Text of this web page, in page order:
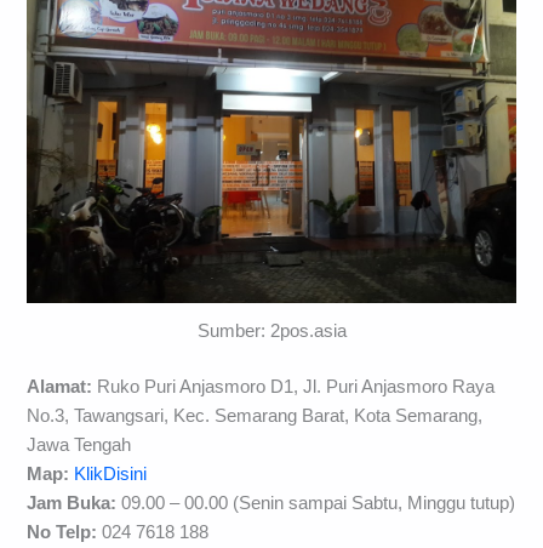
Sumber: 2pos.asia
Alamat: Ruko Puri Anjasmoro D1, Jl. Puri Anjasmoro Raya
No.3, Tawangsari, Kec. Semarang Barat, Kota Semarang,
Jawa Tengah
Map: KlikDisini
Jam Buka: 09.00 – 00.00 (Senin sampai Sabtu, Minggu tutup)
No Telp: 024 7618 188